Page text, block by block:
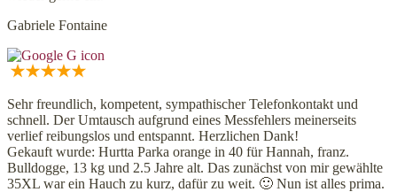
Gabriele Fontaine
Sehr freundlich, kompetent, sympathischer Telefonkontakt und
schnell. Der Umtausch aufgrund eines Messfehlers meinerseits
verlief reibungslos und entspannt. Herzlichen Dank!
Gekauft wurde: Hurtta Parka orange in 40 für Hannah, franz.
Bulldogge, 13 kg und 2.5 Jahre alt. Das zunächst von mir gewählte
35XL war ein Hauch zu kurz, dafür zu weit. 🙂 Nun ist alles prima.